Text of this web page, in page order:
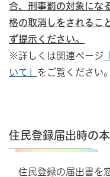
合、刑事罰の対象にな
格の取消しをされるこ
ず提示ください。
※詳しくは関連ページ
いて」 をご覧ください。
住民登録届出時の
住民登録の届出書を